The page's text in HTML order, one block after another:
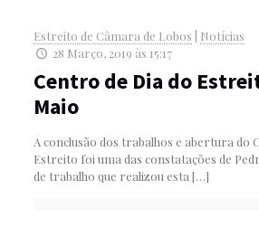
Estreito de Câmara de Lobos
Notícias
28 Março, 2019 às 15:17
Centro de Dia do
Maio
A conclusão dos trabalhos e abertura do
Estreito foi uma das constatações de
de trabalho que realizou esta […]